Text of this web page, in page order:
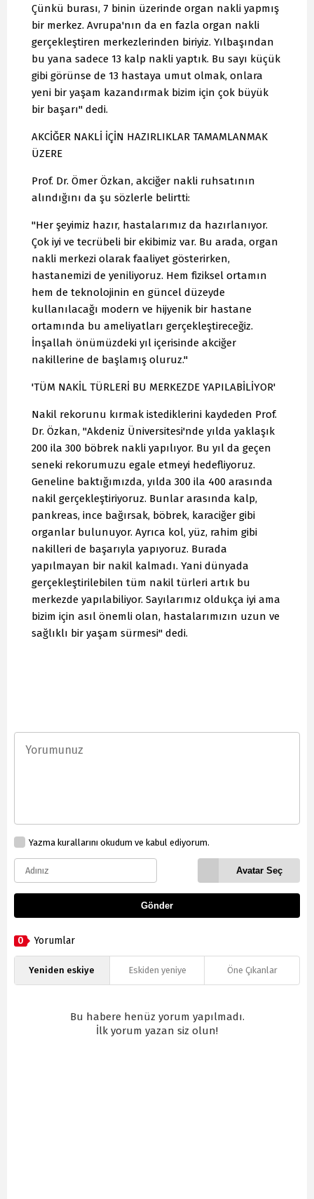
Çünkü burası, 7 binin üzerinde organ nakli yapmış
bir merkez. Avrupa'nın da en fazla organ nakli
gerçekleştiren merkezlerinden biriyiz. Yılbaşından
bu yana sadece 13 kalp nakli yaptık. Bu sayı küçük
gibi görünse de 13 hastaya umut olmak, onlara
yeni bir yaşam kazandırmak bizim için çok büyük
bir başarı" dedi.
AKCİĞER NAKLİ İÇİN HAZIRLIKLAR TAMAMLANMAK
ÜZERE
Prof. Dr. Ömer Özkan, akciğer nakli ruhsatının
alındığını da şu sözlerle belirtti:
"Her şeyimiz hazır, hastalarımız da hazırlanıyor.
Çok iyi ve tecrübeli bir ekibimiz var. Bu arada, organ
nakli merkezi olarak faaliyet gösterirken,
hastanemizi de yeniliyoruz. Hem fiziksel ortamın
hem de teknolojinin en güncel düzeyde
kullanılacağı modern ve hijyenik bir hastane
ortamında bu ameliyatları gerçekleştireceğiz.
İnşallah önümüzdeki yıl içerisinde akciğer
nakillerine de başlamış oluruz."
'TÜM NAKİL TÜRLERİ BU MERKEZDE YAPILABİLİYOR'
Nakil rekorunu kırmak istediklerini kaydeden Prof.
Dr. Özkan, "Akdeniz Üniversitesi'nde yılda yaklaşık
200 ila 300 böbrek nakli yapılıyor. Bu yıl da geçen
seneki rekorumuzu egale etmeyi hedefliyoruz.
Geneline baktığımızda, yılda 300 ila 400 arasında
nakil gerçekleştiriyoruz. Bunlar arasında kalp,
pankreas, ince bağırsak, böbrek, karaciğer gibi
organlar bulunuyor. Ayrıca kol, yüz, rahim gibi
nakilleri de başarıyla yapıyoruz. Burada
yapılmayan bir nakil kalmadı. Yani dünyada
gerçekleştirilebilen tüm nakil türleri artık bu
merkezde yapılabiliyor. Sayılarımız oldukça iyi ama
bizim için asıl önemli olan, hastalarımızın uzun ve
sağlıklı bir yaşam sürmesi" dedi.
Yazma kurallarını okudum ve kabul ediyorum.
Avatar Seç
Gönder
0 Yorumlar
Yeniden eskiye Eskiden yeniye Öne Çıkanlar
Bu habere henüz yorum yapılmadı.
İlk yorum yazan siz olun!